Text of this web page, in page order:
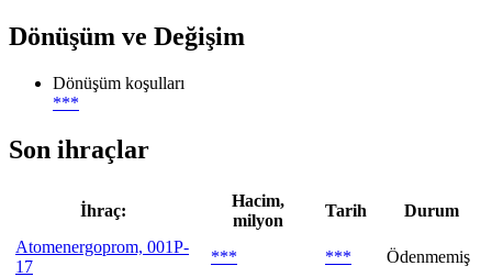
Dönüşüm ve Değişim
Dönüşüm koşulları
***
Son ihraçlar
İhraç:
Hacim,
milyon
Tarih
Durum
Atomenergoprom, 001P-
17
*** ***
Ödenmemiş